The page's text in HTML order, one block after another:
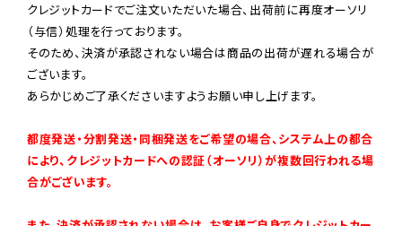
クレジットカードでご注文いただいた場合、出荷前に再度オーソリ
（与信）処理を行っております。
そのため、決済が承認されない場合は商品の出荷が遅れる場合が
ございます。
あらかじめご了承くださいますようお願い申し上げます。
都度発送・分割発送・同梱発送をご希望の場合、システム上の都合
により、クレジットカードへの認証（オーソリ）が複数回行われる場
合がございます。